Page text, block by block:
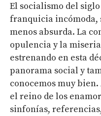
El socialismo del
franquicia incómoda,
menos absurda. La
opulencia y la
estrenando en esta
panorama social y
conocemos muy
el reino de los
sinfonías,